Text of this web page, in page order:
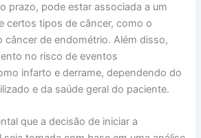
prazo, pode estar associada a um
certos tipos de câncer, como o
câncer de endométrio. Além disso,
no risco de eventos
infarto e derrame, dependendo do
e da saúde geral do paciente.
que a decisão de iniciar a